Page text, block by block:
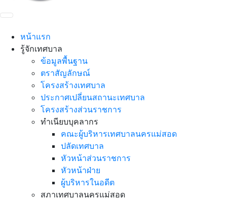
หน้าแรก
รู้จักเทศบาล
ข้อมูลพื้นฐาน
ตราสัญลักษณ์
โครงสร้างเทศบาล
ประกาศเปลี่ยนสถานะเทศบาล
โครงสร้างส่วนราชการ
ทำเนียบบุคลากร
คณะผู้บริหารเทศบาลนครแม่สอด
ปลัดเทศบาล
หัวหน้าส่วนราชการ
หัวหน้าฝ่าย
ผู้บริหารในอดีต
สภาเทศบาลนครแม่สอด